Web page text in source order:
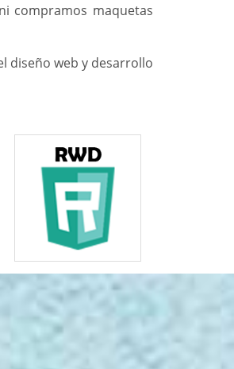
compramos maquetas
diseño web y desarrollo